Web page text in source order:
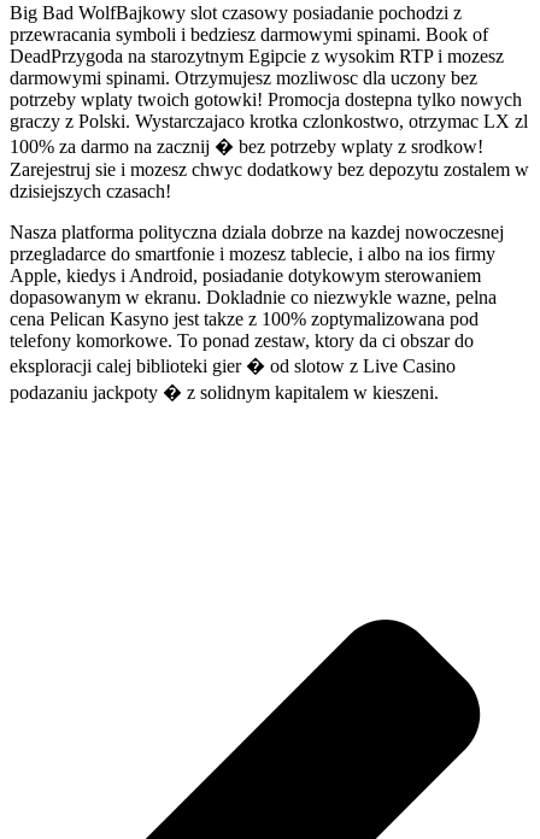
Big Bad WolfBajkowy slot czasowy posiadanie pochodzi z
przewracania symboli i bedziesz darmowymi spinami. Book of
DeadPrzygoda na starozytnym Egipcie z wysokim RTP i mozesz
darmowymi spinami. Otrzymujesz mozliwosc dla uczony bez
potrzeby wplaty twoich gotowki! Promocja dostepna tylko nowych
graczy z Polski. Wystarczajaco krotka czlonkostwo, otrzymac LX zl
100% za darmo na zacznij � bez potrzeby wplaty z srodkow!
Zarejestruj sie i mozesz chwyc dodatkowy bez depozytu zostalem w
dzisiejszych czasach!
Nasza platforma polityczna dziala dobrze na kazdej nowoczesnej
przegladarce do smartfonie i mozesz tablecie, i albo na ios firmy
Apple, kiedys i Android, posiadanie dotykowym sterowaniem
dopasowanym w ekranu. Dokladnie co niezwykle wazne, pelna
cena Pelican Kasyno jest takze z 100% zoptymalizowana pod
telefony komorkowe. To ponad zestaw, ktory da ci obszar do
eksploracji calej biblioteki gier � od slotow z Live Casino
podazaniu jackpoty � z solidnym kapitalem w kieszeni.